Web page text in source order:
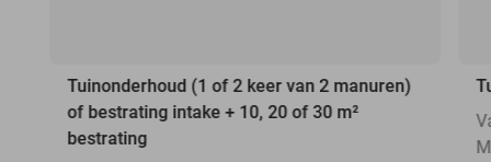
Tuinonderhoud (1 of 2 keer van 2 manuren)
of bestrating intake + 10, 20 of 30 m²
bestrating